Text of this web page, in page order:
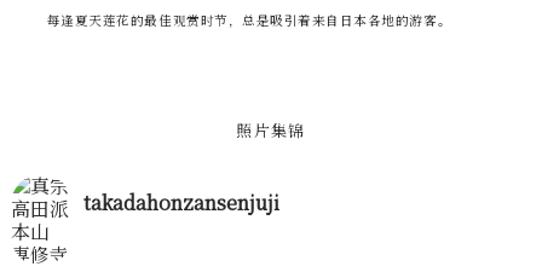
每逢夏天莲花的最佳观赏时节，总是吸引着来自日本各地的游客。
照片集锦
takadahonzansenjuji